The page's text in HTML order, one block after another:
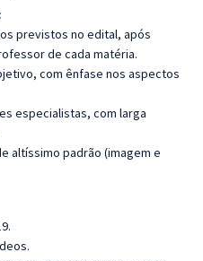
previstos no edital, após
de cada matéria.
com ênfase nos aspectos
especialistas, com larga
altíssimo padrão (imagem e